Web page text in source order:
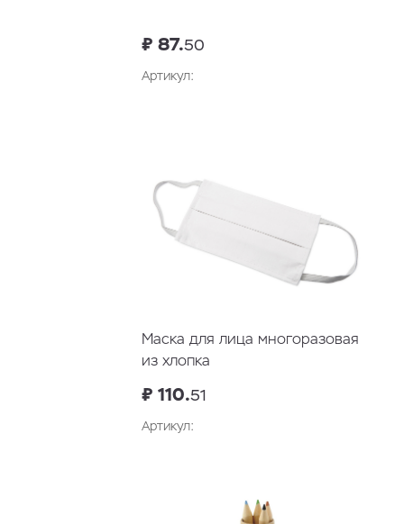
₽ 87.50
Артикул:
Маска для лица многоразовая
из хлопка
₽ 110.51
Артикул: